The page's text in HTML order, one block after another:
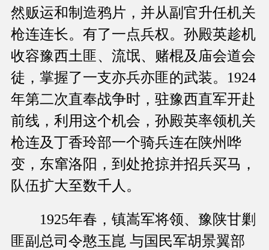
然贩运和制造鸦片，并从副官升任机关
枪连连长。有了一点兵权。孙殿英趁机
收容豫西土匪、流氓、赌棍及庙会道会
徒，掌握了一支亦兵亦匪的武装。1924
年第二次直奉战争时，驻豫西直军开赴
前线，利用这个机会，孙殿英率领机关
枪连及丁香玲部一个骑兵连在陕州哗
变，东窜洛阳，到处抢掠并招兵买马，
队伍扩大至数千人。
1925年春，镇嵩军将领、豫陕甘剿
匪副总司令憨玉崑 与国民军胡景翼部